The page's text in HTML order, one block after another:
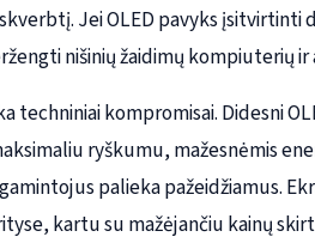
Jei OLED pavyks
nišinių žaidimų kompiuterių
techniniai kompromisai. Didesni
ryškumu, mažesnėmis
palieka pažeidžiamus.
kartu su mažėjančiu kainų